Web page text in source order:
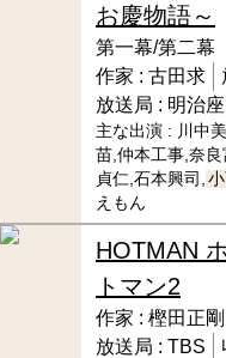
お慶物語～
第一幕/第二幕
作家 : 古田求
放送局 : 明治座
主な出演 : 川中
苗,仲本工事,奈
貞仁,石本興司,
えもん
HOTMAN
トマン2
作家 : 樫田正剛
放送局 : TBS